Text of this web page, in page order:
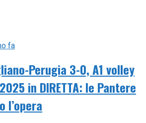
fa
Perugia 3-0, A1 volley
in DIRETTA: le Pantere
l’opera